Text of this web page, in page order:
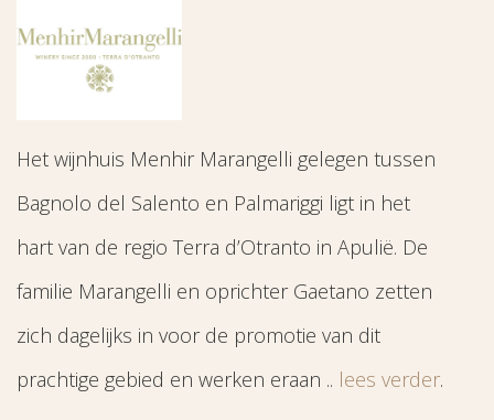
Het wijnhuis Menhir Marangelli gelegen tussen
Bagnolo del Salento en Palmariggi ligt in het
hart van de regio Terra d’Otranto in Apulië. De
familie Marangelli en oprichter Gaetano zetten
zich dagelijks in voor de promotie van dit
prachtige gebied en werken eraan .. lees verder.